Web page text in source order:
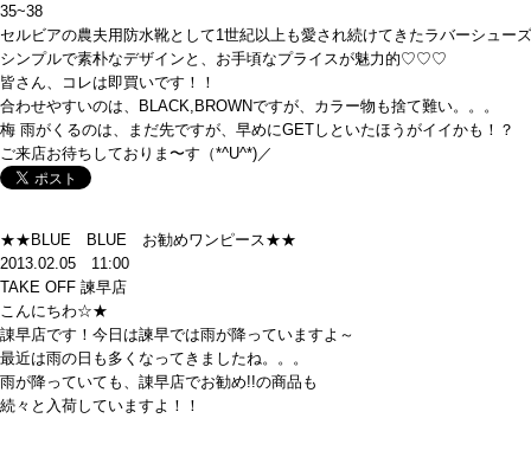
35~38
セルビアの農夫用防水靴として1世紀以上も愛され続けてきたラバーシュー
シンプルで素朴なデザインと、お手頃なプライスが魅力的♡♡♡
皆さん、コレは即買いです！！
合わせやすいのは、BLACK,BROWNですが、カラー物も捨て難い。。。
梅 雨がくるのは、まだ先ですが、早めにGETしといたほうがイイかも！？
ご来店お待ちしておりま〜す（*^U^*)／
★★BLUE BLUE お勧めワンピース★★
2013.02.05 11:00
TAKE OFF 諫早店
こんにちわ☆★
諌早店です！今日は諫早では雨が降っていますよ～
最近は雨の日も多くなってきましたね。。。
雨が降っていても、諌早店でお勧め!!の商品も
続々と入荷していますよ！！